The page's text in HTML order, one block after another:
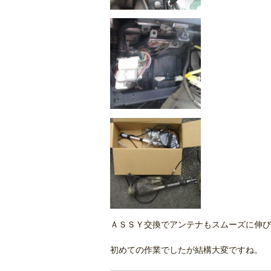
ＡＳＳＹ交換でアンテナもスムーズに伸
初めての作業でしたが結構大変ですね。